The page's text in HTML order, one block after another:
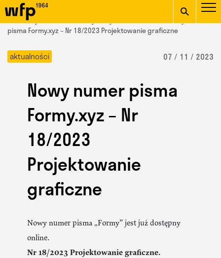
Oficjalna witryna
Wydziału Form
Przemysłowych ASP w
Krakowie
wpisz szukaną frazę
/ Wydział Form Przemysłowych /
pisma Formy.xyz – Nr 18/2023 Projektowanie graficzne
aktualności 07 / 11 / 2023
Nowy numer pisma
Formy.xyz – Nr
18/2023
Projektowanie
graficzne
Nowy numer pisma „Formy” jest już dostępny
online.
Nr 18/2023 Projektowanie graficzne.